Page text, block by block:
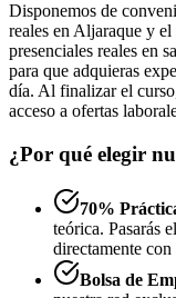
Disponemos de
reales en Aljaraque y
presenciales reales en
para que adquieras
día. Al finalizar el
acceso a ofertas
¿Por qué elegir
70%
teórica. Pasarás
directamente
Bolsa de